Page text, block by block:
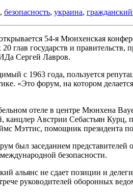
, безопасность, украина,
54-я Мюнхенская
20 глав государств и
Сергей Лавров.
с 1963 года, пользуется
«Это форум, на котором
отеле в центре Мюнхена
канцлер Австрии Себастьян Курц,
Мэттис, помощник президента
был заседанием
безопасности.
альянс не сдает позиции и
руководителей оборонных